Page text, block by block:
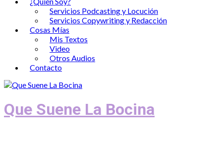
Servicios Podcasting y Locución
Servicios Copywriting y Redacción
Cosas Mías
Mis Textos
Video
Otros Audios
Contacto
Que Suene La Bocina